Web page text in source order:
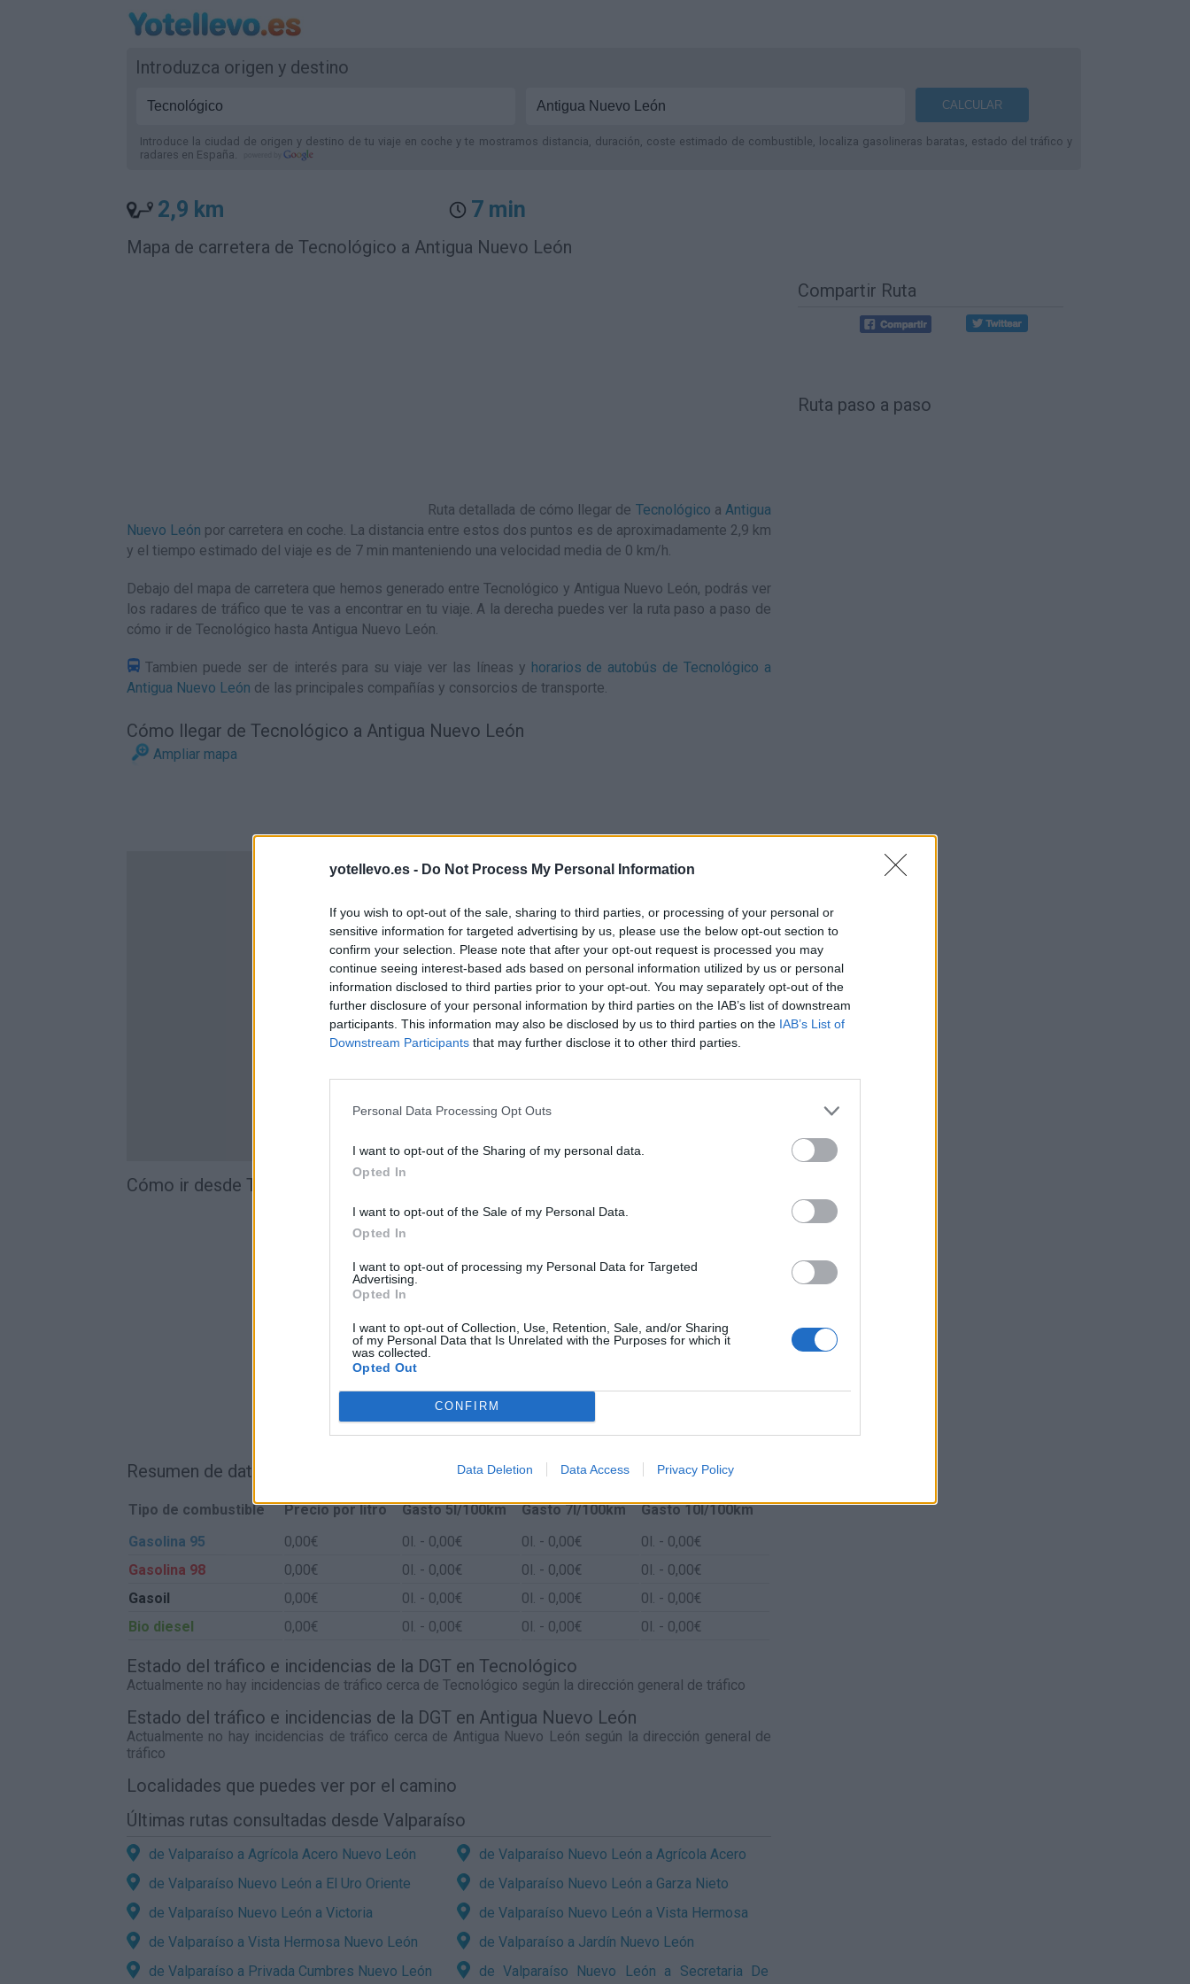
yotellevo.es - Do Not Process My Personal Information
If you wish to opt-out of the sale, sharing to third parties, or processing of your personal or
sensitive information for targeted advertising by us, please use the below opt-out section to
confirm your selection. Please note that after your opt-out request is processed you may
continue seeing interest-based ads based on personal information utilized by us or personal
information disclosed to third parties prior to your opt-out. You may separately opt-out of the
further disclosure of your personal information by third parties on the IAB’s list of downstream
participants. This information may also be disclosed by us to third parties on the IAB’s List of
Downstream Participants that may further disclose it to other third parties.
Personal Data Processing Opt Outs
I want to opt-out of the Sharing of my personal data.
Opted In
I want to opt-out of the Sale of my Personal Data.
Opted In
I want to opt-out of processing my Personal Data for Targeted
Advertising.
Opted In
I want to opt-out of Collection, Use, Retention, Sale, and/or Sharing
of my Personal Data that Is Unrelated with the Purposes for which it
was collected.
Opted Out
CONFIRM
Data Deletion Data Access Privacy Policy
Introduzca origen y destino
Introduce la ciudad de origen y destino de tu viaje en coche y te mostramos distancia, duración, coste estimado de combustible, localiza gasolineras baratas, estado del tráfico y
radares en España.
2,9 km 7 min
Mapa de carretera de Tecnológico a Antigua Nuevo León
Ruta detallada de cómo llegar de Tecnológico aAntigua
Nuevo León por carretera en coche. La distancia entre estos dos puntos es de aproximadamente 2,9 km
y el tiempo estimado del viaje es de 7 min manteniendo una velocidad media de 0 km/h.
Debajo del mapa de carretera que hemos generado entre Tecnológico y Antigua Nuevo León, podrás ver
los radares de tráfico que te vas a encontrar en tu viaje. A la derecha puedes ver la ruta paso a paso de
cómo ir de Tecnológico hasta Antigua Nuevo León.
Tambien puede ser de interés para su viaje ver las líneas y horarios de autobús de Tecnológico a
Antigua Nuevo León de las principales compañías y consorcios de transporte.
Cómo llegar de Tecnológico a Antigua Nuevo León
Ampliar mapa
Cómo ir desde Tecnológico a Antigua Nuevo León
Resumen de datos de la ruta entre Tecnológico y Antigua Nuevo León
Tipo de combustible Precio por litro Gasto 5l/100km Gasto 7l/100km
Gasto 10l/100km
Gasolina 95
0,00€ 0l. - 0,00€ 0l. - 0,00€ 0l. - 0,00€
Gasolina 98
0,00€ 0l. - 0,00€ 0l. - 0,00€ 0l. - 0,00€
Gasoil
0,00€ 0l. - 0,00€ 0l. - 0,00€ 0l. - 0,00€
Bio diesel
0,00€ 0l. - 0,00€ 0l. - 0,00€ 0l. - 0,00€
Estado del tráfico e incidencias de la DGT en Tecnológico
Actualmente no hay incidencias de tráfico cerca de Tecnológico según la dirección general de tráfico
Estado del tráfico e incidencias de la DGT en Antigua Nuevo León
Actualmente no hay incidencias de tráfico cerca de Antigua Nuevo León según la dirección general de
tráfico
Localidades que puedes ver por el camino
Últimas rutas consultadas desde Valparaíso
de Valparaíso a Agrícola Acero Nuevo León
de Valparaíso Nuevo León a Agrícola Acero
de Valparaíso Nuevo León a El Uro Oriente
de Valparaíso Nuevo León a Garza Nieto
de Valparaíso Nuevo León a Victoria
de Valparaíso Nuevo León a Vista Hermosa
de Valparaíso a Vista Hermosa Nuevo León
de Valparaíso a Jardín Nuevo León
de Valparaíso a Privada Cumbres Nuevo León
de Valparaíso Nuevo León a Secretaria De
Compartir Ruta
Ruta paso a paso